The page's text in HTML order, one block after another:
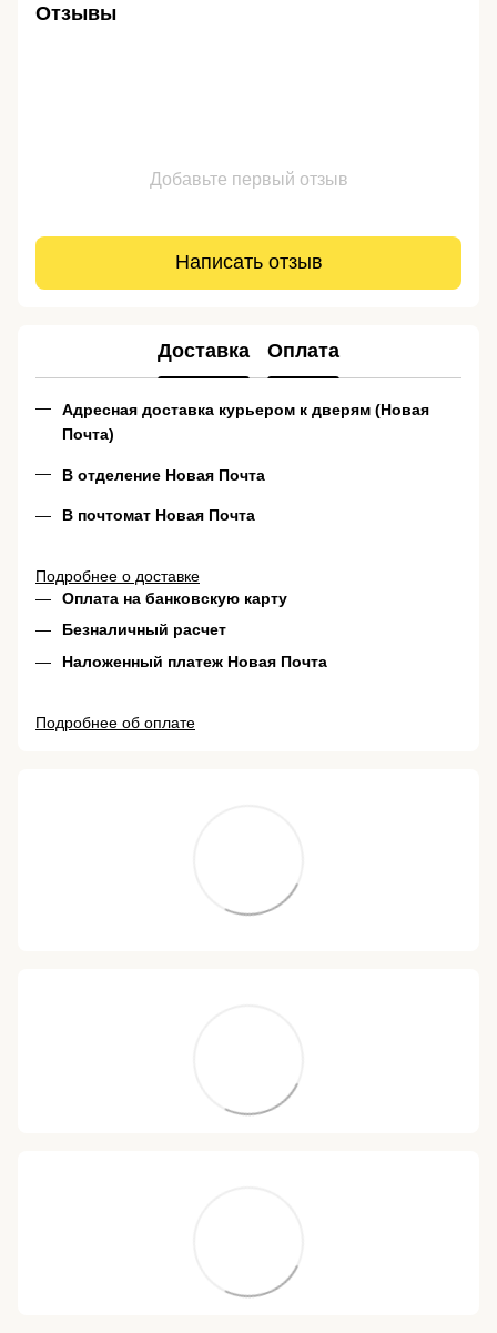
Отзывы
Добавьте первый отзыв
Написать отзыв
Доставка Оплата
Адресная доставка курьером к дверям (Новая
Почта)
В отделение Новая Почта
В почтомат Новая Почта
Подробнее о доставке
Оплата на банковскую карту
Безналичный расчет
Наложенный платеж Новая Почта
Подробнее об оплате